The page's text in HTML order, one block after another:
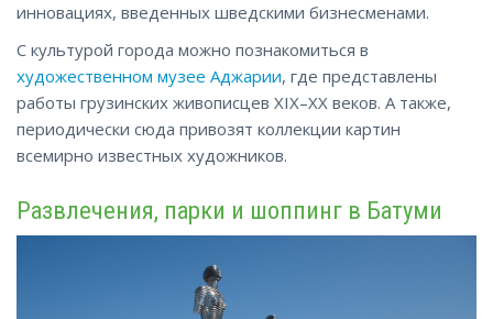
инновациях, введенных шведскими бизнесменами.
С культурой города можно познакомиться в
художественном музее Аджарии, где представлены
работы грузинских живописцев XIX–XX веков. А также,
периодически сюда привозят коллекции картин
всемирно известных художников.
Развлечения, парки и шоппинг в Батуми